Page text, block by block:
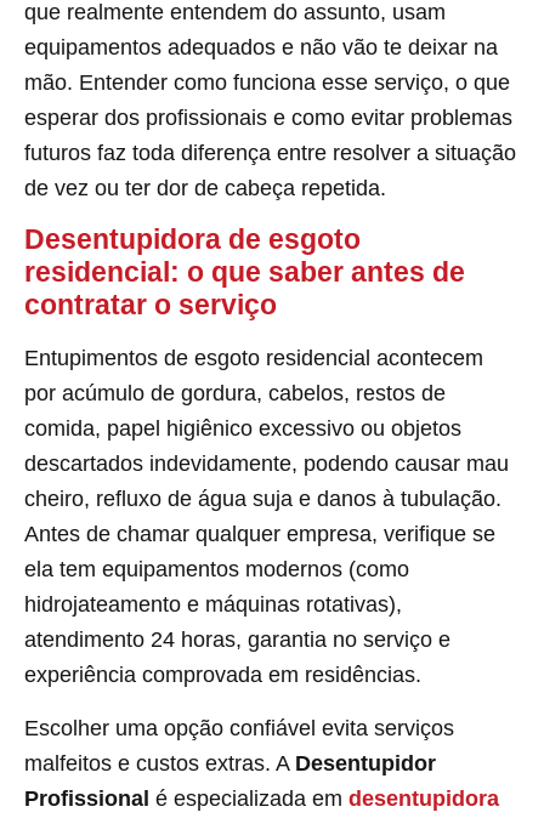
que realmente entendem do assunto, usam
equipamentos adequados e não vão te deixar na
mão. Entender como funciona esse serviço, o que
esperar dos profissionais e como evitar problemas
futuros faz toda diferença entre resolver a situação
de vez ou ter dor de cabeça repetida.
Desentupidora de esgoto
residencial: o que saber antes de
contratar o serviço
Entupimentos de esgoto residencial acontecem
por acúmulo de gordura, cabelos, restos de
comida, papel higiênico excessivo ou objetos
descartados indevidamente, podendo causar mau
cheiro, refluxo de água suja e danos à tubulação.
Antes de chamar qualquer empresa, verifique se
ela tem equipamentos modernos (como
hidrojateamento e máquinas rotativas),
atendimento 24 horas, garantia no serviço e
experiência comprovada em residências.
Escolher uma opção confiável evita serviços
malfeitos e custos extras. A Desentupidor
Profissional é especializada em desentupidora